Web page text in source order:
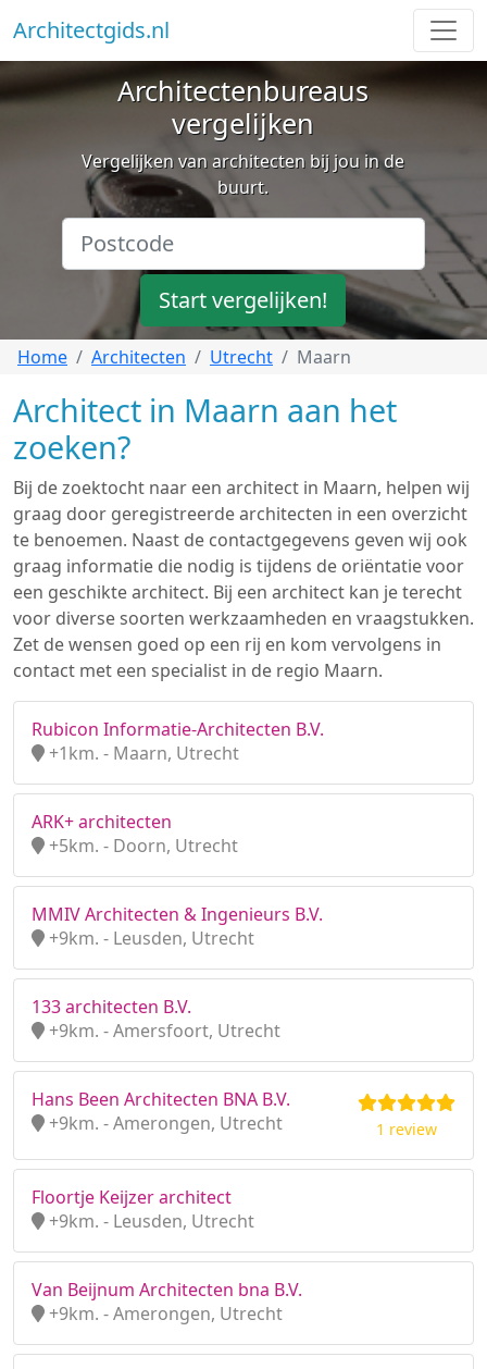
Architectgids.nl
Architectenbureaus
vergelijken
Vergelijken van architecten bij jou in de
buurt.
Start vergelijken!
Home Architecten Utrecht Maarn
Architect in Maarn aan het
zoeken?
Bij de zoektocht naar een architect in Maarn, helpen wij
graag door geregistreerde architecten in een overzicht
te benoemen. Naast de contactgegevens geven wij ook
graag informatie die nodig is tijdens de oriëntatie voor
een geschikte architect. Bij een architect kan je terecht
voor diverse soorten werkzaamheden en vraagstukken.
Zet de wensen goed op een rij en kom vervolgens in
contact met een specialist in de regio Maarn.
Rubicon Informatie-Architecten B.V.
+1km. - Maarn, Utrecht
ARK+ architecten
+5km. - Doorn, Utrecht
MMIV Architecten & Ingenieurs B.V.
+9km. - Leusden, Utrecht
133 architecten B.V.
+9km. - Amersfoort, Utrecht
Hans Been Architecten BNA B.V.
+9km. - Amerongen, Utrecht
1 review
Floortje Keijzer architect
+9km. - Leusden, Utrecht
Van Beijnum Architecten bna B.V.
+9km. - Amerongen, Utrecht